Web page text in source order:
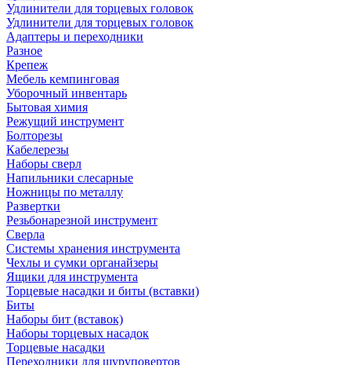
Удлинители для торцевых головок
Удлинители для торцевых головок
Адаптеры и переходники
Разное
Крепеж
Мебель кемпинговая
Уборочный инвентарь
Бытовая химия
Режущий инструмент
Болторезы
Кабелерезы
Наборы сверл
Напильники слесарные
Ножницы по металлу
Развертки
Резьбонарезной инструмент
Сверла
Системы хранения инструмента
Чехлы и сумки органайзеры
Ящики для инструмента
Торцевые насадки и биты (вставки)
Биты
Наборы бит (вставок)
Наборы торцевых насадок
Торцевые насадки
Переходники для шуруповертов